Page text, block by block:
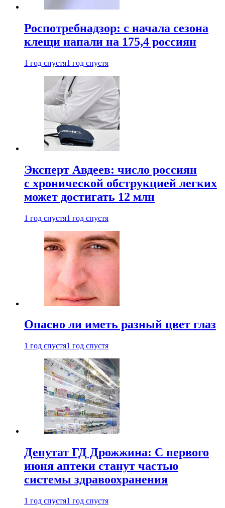
Роспотребнадзор: с начала сезона
клещи напали на 175,4 россиян
1 год спустя1 год спустя
Эксперт Авдеев: число россиян
с хронической обструкцией легких
может достигать 12 млн
1 год спустя1 год спустя
Опасно ли иметь разный цвет глаз
1 год спустя1 год спустя
Депутат ГД Дрожжина: С первого
июня аптеки станут частью
системы здравоохранения
1 год спустя1 год спустя